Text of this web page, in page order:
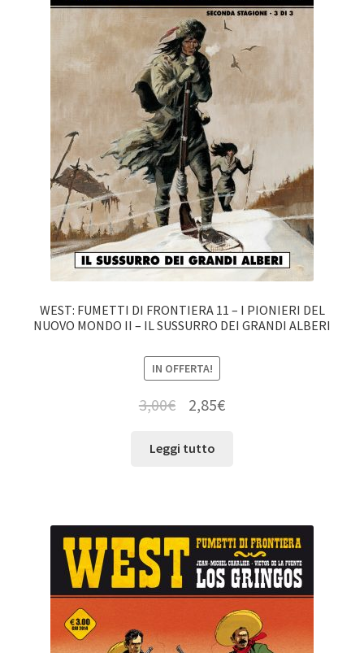
WEST: FUMETTI DI FRONTIERA 11 – I PIONIERI DEL
NUOVO MONDO II – IL SUSSURRO DEI GRANDI ALBERI
IN OFFERTA!
3,00€ 2,85€
Leggi tutto